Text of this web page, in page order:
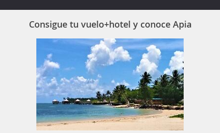
Consigue tu vuelo+hotel y conoce Apia